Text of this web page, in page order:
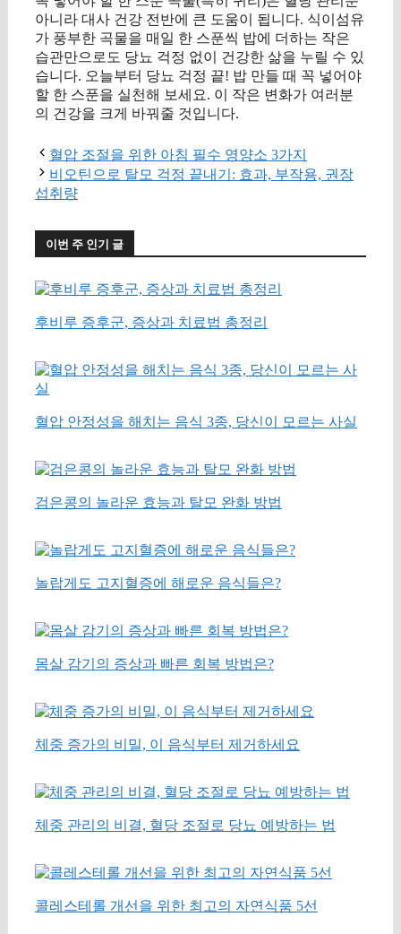
아니라 대사 건강 전반에 큰 도움이 됩니다. 식이섬유
가 풍부한 곡물을 매일 한 스푼씩 밥에 더하는 작은
습관만으로도 당뇨 걱정 없이 건강한 삶을 누릴 수 있
습니다. 오늘부터 당뇨 걱정 끝! 밥 만들 때 꼭 넣어야
할 한 스푼을 실천해 보세요. 이 작은 변화가 여러분
의 건강을 크게 바꿔줄 것입니다.
혈압 조절을 위한 아침 필수 영양소 3가지
비오틴으로 탈모 걱정 끝내기: 효과, 부작용, 권장
섭취량
이번 주 인기 글
후비루 증후군, 증상과 치료법 총정리
혈압 안정성을 해치는 음식 3종, 당신이 모르는 사실
검은콩의 놀라운 효능과 탈모 완화 방법
놀랍게도 고지혈증에 해로운 음식들은?
몸살 감기의 증상과 빠른 회복 방법은?
체중 증가의 비밀, 이 음식부터 제거하세요
체중 관리의 비결, 혈당 조절로 당뇨 예방하는 법
콜레스테롤 개선을 위한 최고의 자연식품 5선